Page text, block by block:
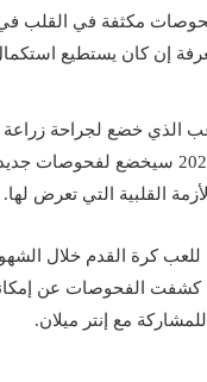
مكثفة في القلب في
إن كان يستطيع
الذي خضع لجراحة
القلب خلال مشاركته مع منتخب بلاده في يورو
القلبية التي تعرض لها.
كرة القدم خلال
كشفت الفحوصات عن
مع إنتر ميلان.